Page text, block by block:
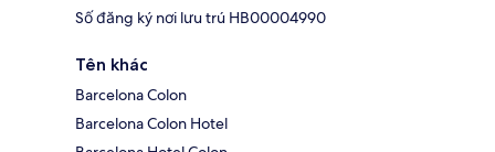
Số đăng ký nơi lưu trú HB00004990
Tên khác
Barcelona Colon
Barcelona Colon Hotel